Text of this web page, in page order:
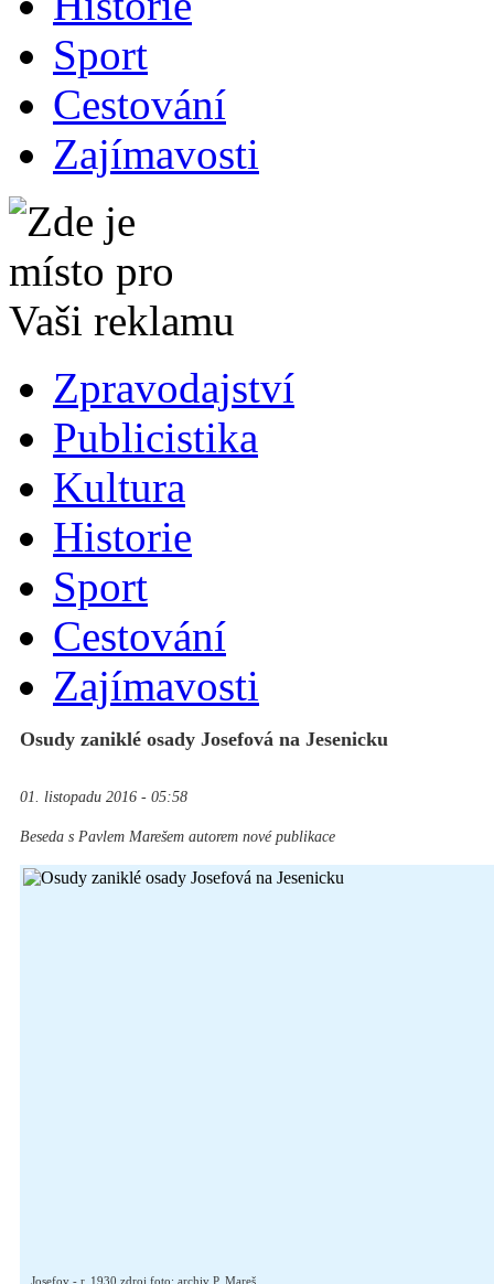
Sport
Cestování
Zajímavosti
Zpravodajství
Publicistika
Kultura
Historie
Sport
Cestování
Zajímavosti
Osudy zaniklé osady Josefová na Jesenicku
01. listopadu 2016 - 05:58
Beseda s Pavlem Marešem autorem nové publikace
Josefov - r. 1930 zdroj foto: archiv P. Mareš